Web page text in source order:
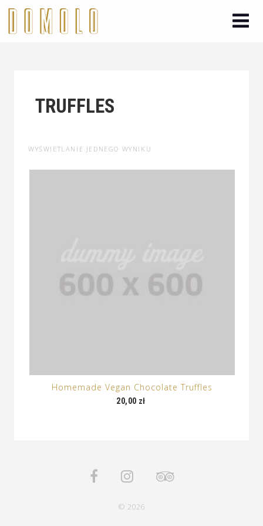
TRUFFLES
WYŚWIETLANIE JEDNEGO WYNIKU
Homemade Vegan Chocolate Truffles
20,00 zł
© 2026